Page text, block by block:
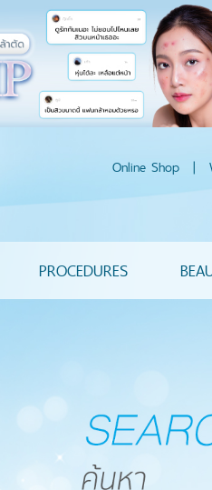
Online Shop |
PROCEDURES